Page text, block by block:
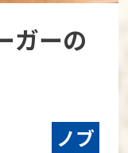
ガーの
ノブ